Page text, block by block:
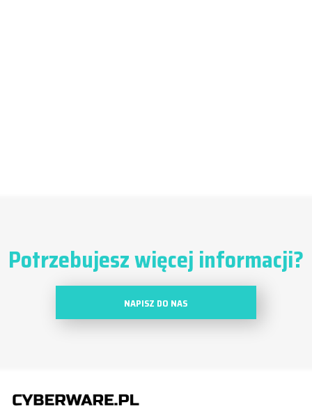
Potrzebujesz więcej informacji?
NAPISZ DO NAS